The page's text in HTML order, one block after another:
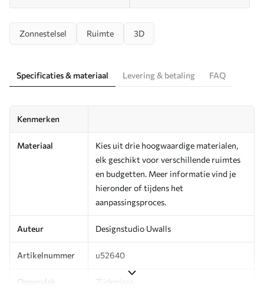
Zonnestelsel Ruimte 3D
Specificaties & materiaal Levering & betaling FAQ
Kenmerken
Materiaal
Kies uit drie hoogwaardige materialen,
elk geschikt voor verschillende ruimtes
en budgetten. Meer informatie vind je
hieronder of tijdens het
aanpassingsproces.
Auteur Designstudio Uwalls
Artikelnummer u52640
Oppervlak Zijdeglans.